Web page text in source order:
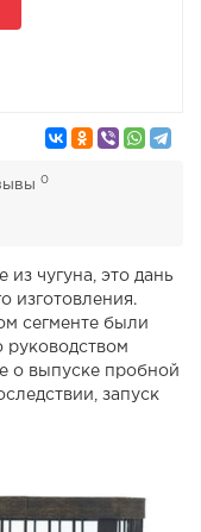
0
чугуна, это дань
изготовления.
сегменте были
руководством
о выпуске пробной
запуск